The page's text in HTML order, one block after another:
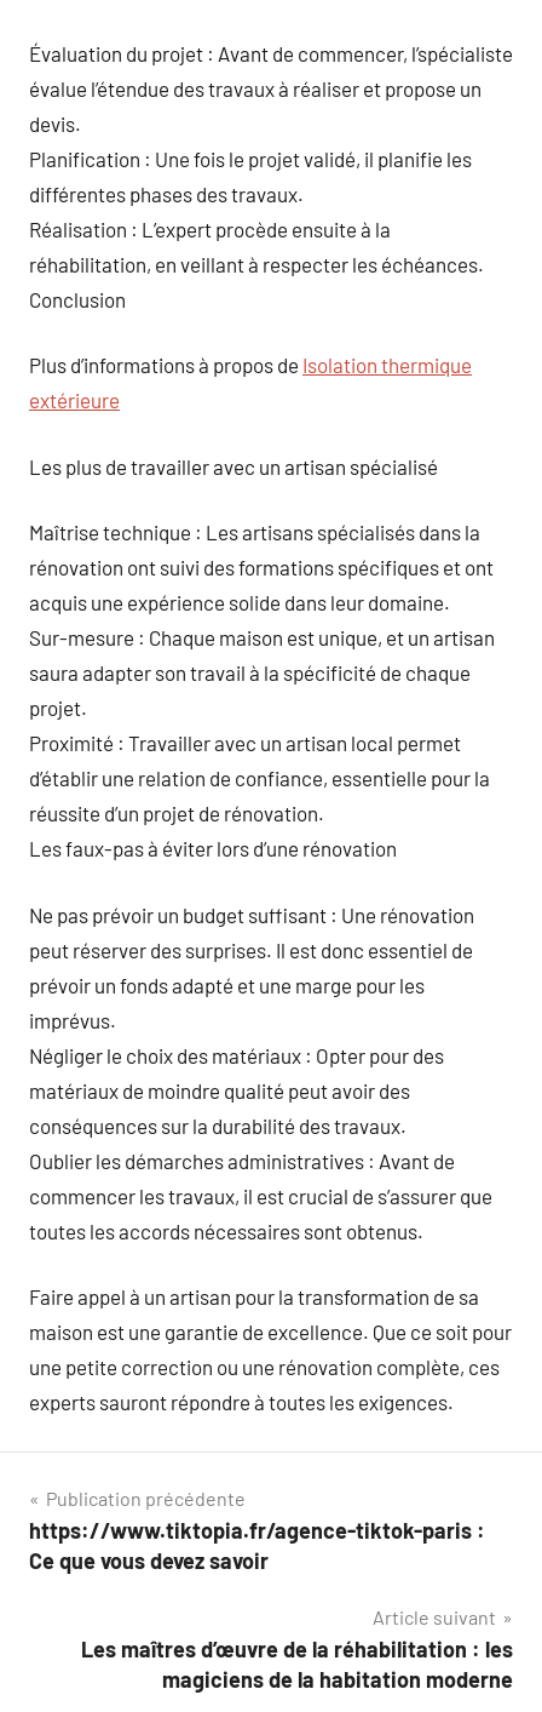
Évaluation du projet : Avant de commencer, l’spécialiste
évalue l’étendue des travaux à réaliser et propose un
devis.
Planification : Une fois le projet validé, il planifie les
différentes phases des travaux.
Réalisation : L’expert procède ensuite à la
réhabilitation, en veillant à respecter les échéances.
Conclusion
Plus d’informations à propos de Isolation thermique
extérieure
Les plus de travailler avec un artisan spécialisé
Maîtrise technique : Les artisans spécialisés dans la
rénovation ont suivi des formations spécifiques et ont
acquis une expérience solide dans leur domaine.
Sur-mesure : Chaque maison est unique, et un artisan
saura adapter son travail à la spécificité de chaque
projet.
Proximité : Travailler avec un artisan local permet
d’établir une relation de confiance, essentielle pour la
réussite d’un projet de rénovation.
Les faux-pas à éviter lors d’une rénovation
Ne pas prévoir un budget suffisant : Une rénovation
peut réserver des surprises. Il est donc essentiel de
prévoir un fonds adapté et une marge pour les
imprévus.
Négliger le choix des matériaux : Opter pour des
matériaux de moindre qualité peut avoir des
conséquences sur la durabilité des travaux.
Oublier les démarches administratives : Avant de
commencer les travaux, il est crucial de s’assurer que
toutes les accords nécessaires sont obtenus.
Faire appel à un artisan pour la transformation de sa
maison est une garantie de excellence. Que ce soit pour
une petite correction ou une rénovation complète, ces
experts sauront répondre à toutes les exigences.
Navigation
de
Publication précédente
https://www.tiktopia.fr/agence-tiktok-paris :
Ce que vous devez savoir
Article suivant
Les maîtres d’œuvre de la réhabilitation : les
magiciens de la habitation moderne